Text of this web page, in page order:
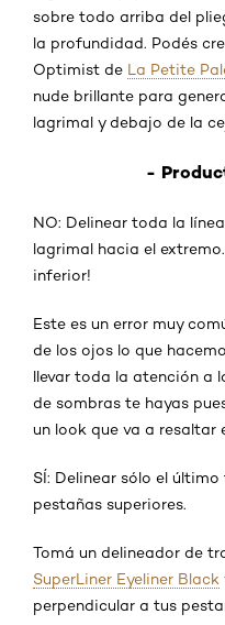
sobre todo arriba del
la profundidad. Podés
Optimist de La Petite
nude brillante para
lagrimal y debajo de la
-
NO: Delinear toda la
lagrimal hacia el
inferior!
Este es un error muy
de los ojos lo que
llevar toda la atención a
de sombras te hayas
un look que va a resaltar
SÍ: Delinear sólo el
pestañas superiores.
Tomá un delineador de
SuperLiner Eyeliner Black
perpendicular a tus